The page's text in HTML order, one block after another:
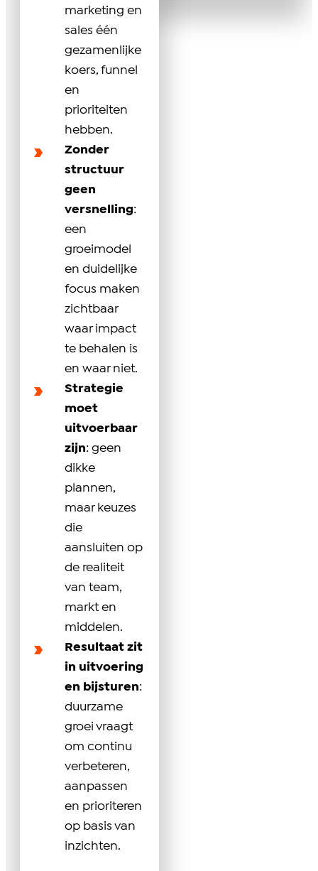
marketing en
sales één
gezamenlijke
koers, funnel
en
prioriteiten
hebben.
Zonder
structuur
geen
versnelling:
een
groeimodel
en duidelijke
focus maken
zichtbaar
waar impact
te behalen is
en waar niet.
Strategie
moet
uitvoerbaar
zijn: geen
dikke
plannen,
maar keuzes
die
aansluiten op
de realiteit
van team,
markt en
middelen.
Resultaat zit
in uitvoering
en bijsturen:
duurzame
groei vraagt
om continu
verbeteren,
aanpassen
en prioriteren
op basis van
inzichten.